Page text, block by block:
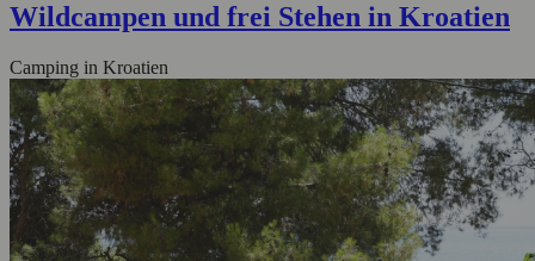
Wildcampen und frei Stehen in Kroatien
Camping in Kroatien